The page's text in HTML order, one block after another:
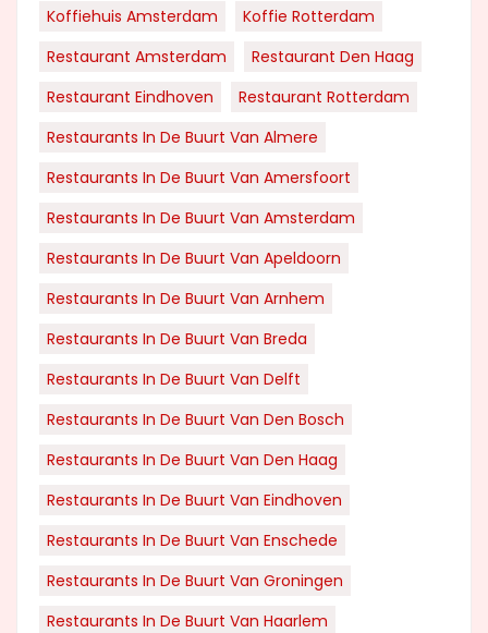
Koffiehuis Amsterdam
Koffie Rotterdam
Restaurant Amsterdam
Restaurant Den Haag
Restaurant Eindhoven
Restaurant Rotterdam
Restaurants In De Buurt Van Almere
Restaurants In De Buurt Van Amersfoort
Restaurants In De Buurt Van Amsterdam
Restaurants In De Buurt Van Apeldoorn
Restaurants In De Buurt Van Arnhem
Restaurants In De Buurt Van Breda
Restaurants In De Buurt Van Delft
Restaurants In De Buurt Van Den Bosch
Restaurants In De Buurt Van Den Haag
Restaurants In De Buurt Van Eindhoven
Restaurants In De Buurt Van Enschede
Restaurants In De Buurt Van Groningen
Restaurants In De Buurt Van Haarlem